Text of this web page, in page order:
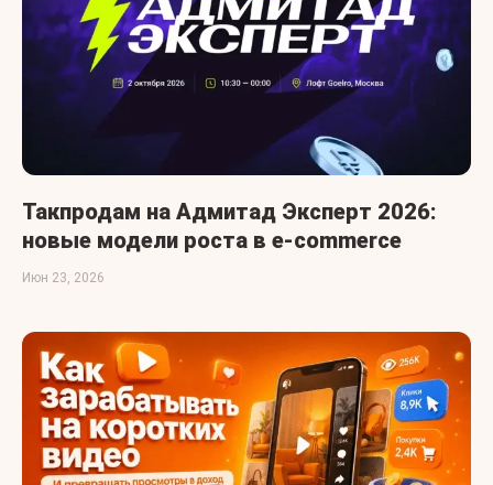
Такпродам на Адмитад Эксперт 2026:
новые модели роста в e-commerce
Июн 23, 2026